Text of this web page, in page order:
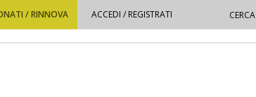
/ RINNOVA ACCEDI / REGISTRATI